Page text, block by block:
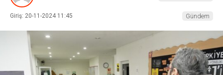
Giriş: 20-11-2024 11:45 Gündem